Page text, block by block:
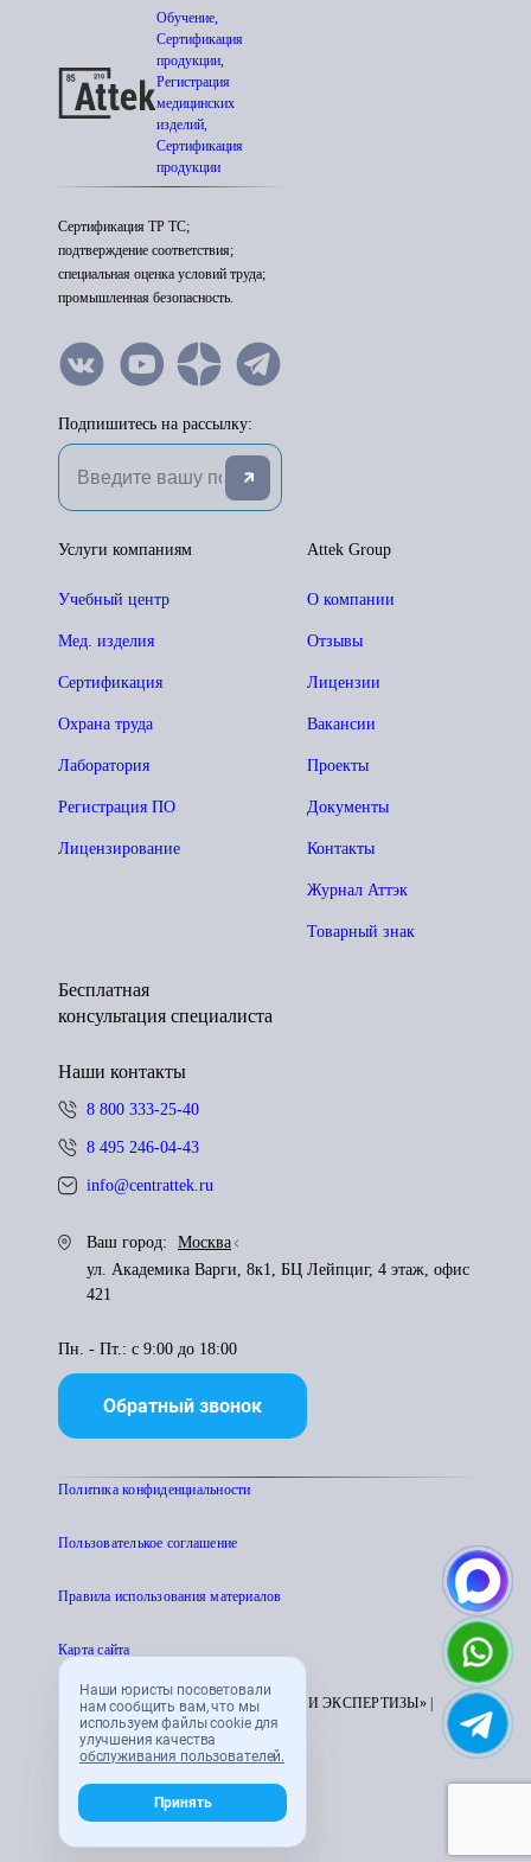
Наши юристы посоветовали
нам сообщить вам, что мы
используем файлы cookie для
улучшения качества
обслуживания пользователей.
Принять
Обучение,
Сертификация
продукции,
Регистрация
медицинских
изделий,
Сертификация
продукции
Сертификация ТР ТС;
подтверждение соответствия;
специальная оценка условий труда;
промышленная безопасность.
Подпишитесь на рассылку:
Attek Group
О компании
Отзывы
Лицензии
Вакансии
Проекты
Документы
Контакты
Журнал Аттэк
Товарный знак
Услуги компаниям
Учебный центр
Мед. изделия
Сертификация
Охрана труда
Лаборатория
Регистрация ПО
Лицензирование
Бесплатная
консультация специалиста
Наши контакты
8 800 333-25-40
8 495 246-04-43
info@centrattek.ru
Ваш город:
Москва
ул. Академика Варги, 8к1, БЦ Лейпциг, 4 этаж, офис
421
Пн. - Пт.: с 9:00 до 18:00
Обратный звонок
Политика конфиденциальности
Пользователькое соглашение
Правила использования материалов
Карта сайта
© 1995 - 2026 «ЦЕНТР АТТЕСТАЦИИ И ЭКСПЕРТИЗЫ» |
CENTRATTEK.RU